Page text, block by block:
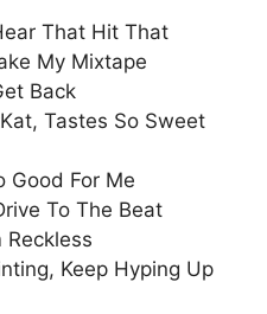
That Hit That
My Mixtape
Back
Tastes So Sweet
Good For Me
To The Beat
Reckless
Keep Hyping Up